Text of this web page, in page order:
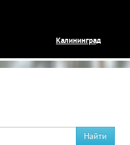
Калининград
Найти